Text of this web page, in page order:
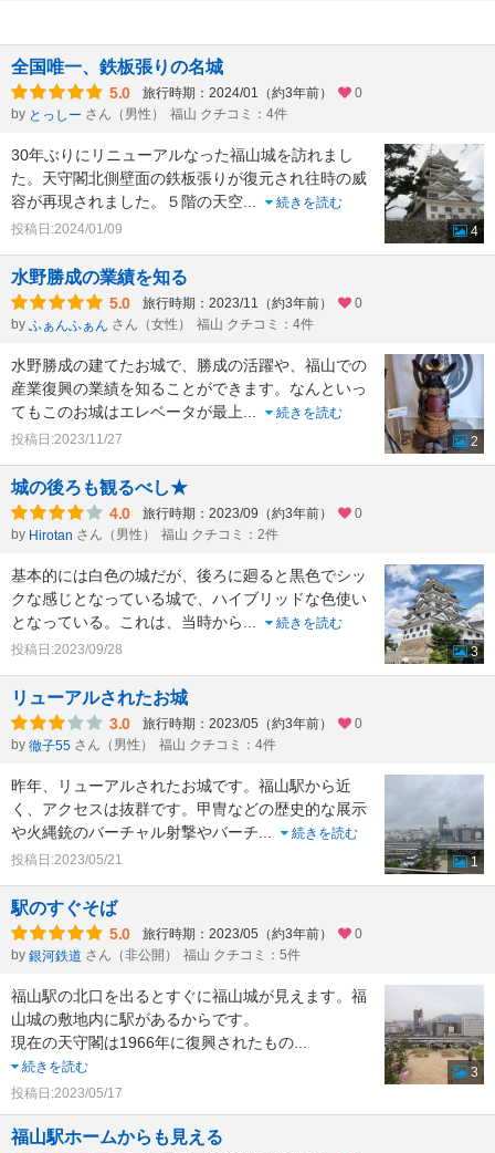
全国唯一、鉄板張りの名城
5.0 旅行時期：2024/01（約3年前）
0
by とっしー さん（男性） 福山 クチコミ：4件
30年ぶりにリニューアルなった福山城を訪れまし
た。天守閣北側壁面の鉄板張りが復元され往時の威
容が再現されました。５階の天空
続きを読む
投稿日:2024/01/09
4
水野勝成の業績を知る
5.0 旅行時期：2023/11（約3年前）
0
by ふぁんふぁん さん（女性） 福山 クチコミ：4件
水野勝成の建てたお城で、勝成の活躍や、福山での
産業復興の業績を知ることができます。なんといっ
てもこのお城はエレベータが最上
続きを読む
投稿日:2023/11/27
2
城の後ろも観るべし★
4.0 旅行時期：2023/09（約3年前）
0
by Hirotan さん（男性） 福山 クチコミ：2件
基本的には白色の城だが、後ろに廻ると黒色でシッ
クな感じとなっている城で、ハイブリッドな色使い
となっている。これは、当時から
続きを読む
投稿日:2023/09/28
3
リューアルされたお城
3.0 旅行時期：2023/05（約3年前）
0
by 徹子55 さん（男性） 福山 クチコミ：4件
昨年、リューアルされたお城です。福山駅から近
く、アクセスは抜群です。甲冑などの歴史的な展示
や火縄銃のバーチャル射撃やバーチ
続きを読む
投稿日:2023/05/21
1
駅のすぐそば
5.0 旅行時期：2023/05（約3年前）
0
by 銀河鉄道 さん（非公開） 福山 クチコミ：5件
福山駅の北口を出るとすぐに福山城が見えます。福
山城の敷地内に駅があるからです。
現在の天守閣は1966年に復興されたもの
続きを読む
投稿日:2023/05/17
3
福山駅ホームからも見える